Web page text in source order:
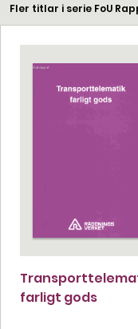
Fler titlar i serie FoU
farligt gods